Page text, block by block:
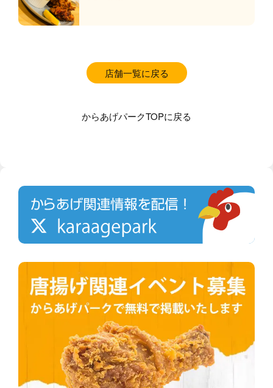
店舗一覧に戻る
からあげパークTOPに戻る